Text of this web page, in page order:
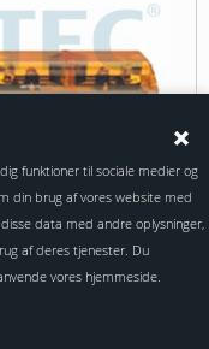
funktioner til sociale medier og
din brug af vores website med
data med andre oplysninger,
af deres tjenester. Du
vores hjemmeside.